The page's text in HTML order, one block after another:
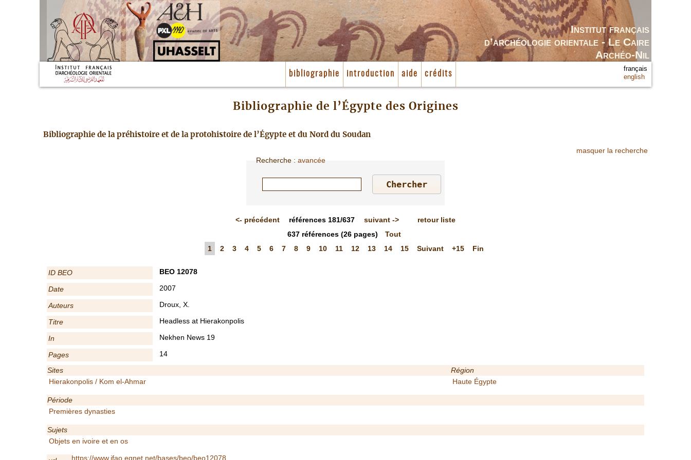
Institut français
d’archéologie orientale - Le Caire
Archéo-Nil
bibliographie introduction aide crédits
français
english
Bibliographie de l’Égypte des Origines
Bibliographie de la préhistoire et de la protohistoire de l’Égypte et du Nord du Soudan
masquer la recherche
Recherche :avancée
<- précédent références 181/637 suivant ->
retour liste
637 références(26 pages)
Tout
1
2 3 4 5 6 7 8 9 10 11 12 13 14 15 Suivant +15 Fin
ID BEO BEO 12078
Date 2007
Auteurs Droux, X.
Titre Headless at Hierakonpolis
In Nekhen News 19
Pages
14
Sites
Région
Hierakonpolis / Kom el-Ahmar
Haute Égypte
Période
Premières dynasties
Sujets
Objets en ivoire et en os
https://www.ifao.egnet.net/bases/beo/beo12078